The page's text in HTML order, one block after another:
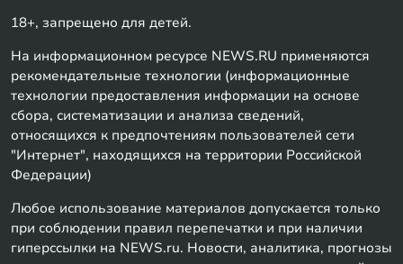
18+, запрещено для детей.
На информационном ресурсе NEWS.RU применяются
рекомендательные технологии (информационные
технологии предоставления информации на основе
сбора, систематизации и анализа сведений,
относящихся к предпочтениям пользователей сети
"Интернет", находящихся на территории Российской
Федерации)
Любое использование материалов допускается только
при соблюдении правил перепечатки и при наличии
гиперссылки на NEWS.ru. Новости, аналитика, прогнозы